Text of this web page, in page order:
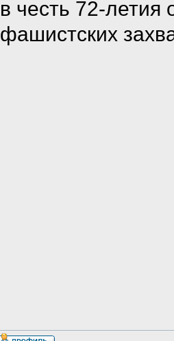
в честь 72-
фашистских